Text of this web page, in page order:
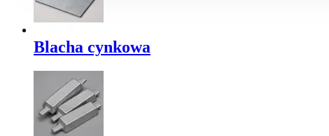
Blacha cynkowa